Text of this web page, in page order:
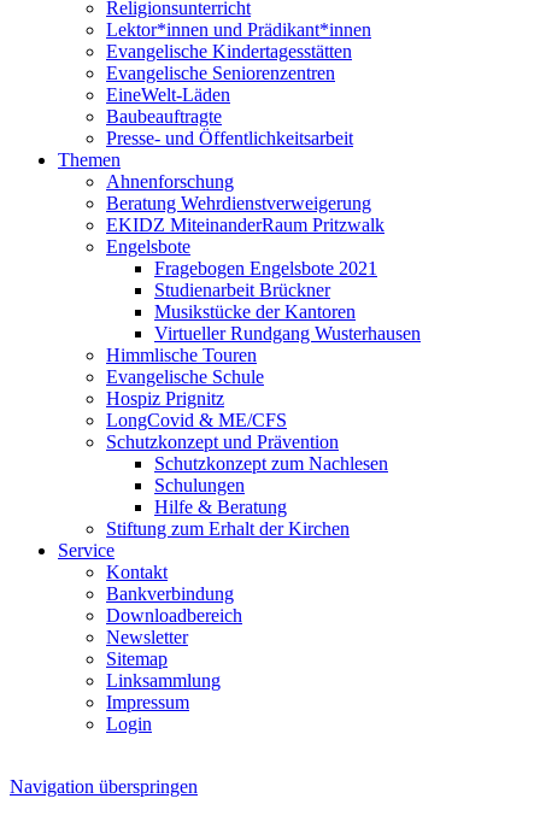
Religionsunterricht
Lektor*innen und Prädikant*innen
Evangelische Kindertagesstätten
Evangelische Seniorenzentren
EineWelt-Läden
Baubeauftragte
Presse- und Öffentlichkeitsarbeit
Themen
Ahnenforschung
Beratung Wehrdienstverweigerung
EKIDZ MiteinanderRaum Pritzwalk
Engelsbote
Fragebogen Engelsbote 2021
Studienarbeit Brückner
Musikstücke der Kantoren
Virtueller Rundgang Wusterhausen
Himmlische Touren
Evangelische Schule
Hospiz Prignitz
LongCovid & ME/CFS
Schutzkonzept und Prävention
Schutzkonzept zum Nachlesen
Schulungen
Hilfe & Beratung
Stiftung zum Erhalt der Kirchen
Service
Kontakt
Bankverbindung
Downloadbereich
Newsletter
Sitemap
Linksammlung
Impressum
Login
Navigation überspringen